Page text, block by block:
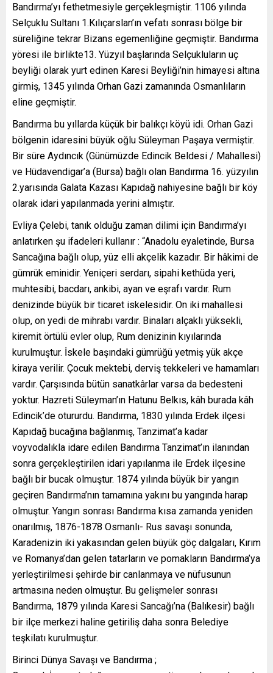
Bandırma’yı fethetmesiyle gerçekleşmiştir. 1106 yılında
Selçuklu Sultanı 1.Kılıçarslan’ın vefatı sonrası bölge bir
süreliğine tekrar Bizans egemenliğine geçmiştir. Bandırma
yöresi ile birlikte13. Yüzyıl başlarında Selçukluların uç
beyliği olarak yurt edinen Karesi Beyliği’nin himayesi altına
girmiş, 1345 yılında Orhan Gazi zamanında Osmanlıların
eline geçmiştir.
Bandırma bu yıllarda küçük bir balıkçı köyü idi. Orhan Gazi
bölgenin idaresini büyük oğlu Süleyman Paşaya vermiştir.
Bir süre Aydıncık (Günümüzde Edincik Beldesi / Mahallesi)
ve Hüdavendigar’a (Bursa) bağlı olan Bandırma 16. yüzyılın
2.yarısında Galata Kazası Kapıdağ nahiyesine bağlı bir köy
olarak idari yapılanmada yerini almıştır.
Evliya Çelebi, tanık olduğu zaman dilimi için Bandırma’yı
anlatırken şu ifadeleri kullanır : “Anadolu eyaletinde, Bursa
Sancağına bağlı olup, yüz elli akçelik kazadır. Bir hâkimi de
gümrük eminidir. Yeniçeri serdarı, sipahi kethüda yeri,
muhtesibi, bacdarı, ankibi, ayan ve eşrafı vardır. Rum
denizinde büyük bir ticaret iskelesidir. On iki mahallesi
olup, on yedi de mihrabı vardır. Binaları alçaklı yüksekli,
kiremit örtülü evler olup, Rum denizinin kıyılarında
kurulmuştur. İskele başındaki gümrüğü yetmiş yük akçe
kiraya verilir. Çocuk mektebi, derviş tekkeleri ve hamamları
vardır. Çarşısında bütün sanatkârlar varsa da bedesteni
yoktur. Hazreti Süleyman’ın Hatunu Belkıs, kâh burada kâh
Edincik’de otururdu. Bandırma, 1830 yılında Erdek ilçesi
Kapıdağ bucağına bağlanmış, Tanzimat’a kadar
voyvodalıkla idare edilen Bandırma Tanzimat’ın ilanından
sonra gerçekleştirilen idari yapılanma ile Erdek ilçesine
bağlı bir bucak olmuştur. 1874 yılında büyük bir yangın
geçiren Bandırma’nın tamamına yakını bu yangında harap
olmuştur. Yangın sonrası Bandırma kısa zamanda yeniden
onarılmış, 1876-1878 Osmanlı- Rus savaşı sonunda,
Karadenizin iki yakasından gelen büyük göç dalgaları, Kırım
ve Romanya’dan gelen tatarların ve pomakların Bandırma’ya
yerleştirilmesi şehirde bir canlanmaya ve nüfusunun
artmasına neden olmuştur. Bu gelişmeler sonrası
Bandırma, 1879 yılında Karesi Sancağı’na (Balıkesir) bağlı
bir ilçe merkezi haline getiriliş daha sonra Belediye
teşkilatı kurulmuştur.
Birinci Dünya Savaşı ve Bandırma ;